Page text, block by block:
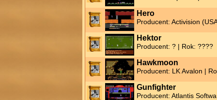
Hero
Producent: Activision
Hektor
Producent: ? | Rok: ????
Hawkmoon
Producent: LK Avalon |
Gunfighter
Producent: Atlantis